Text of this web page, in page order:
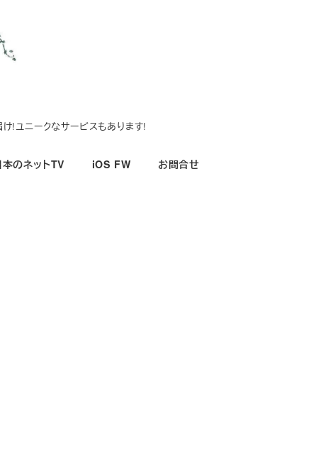
!ユニークなサービスもあります!
のネットTV iOS FW お問合せ